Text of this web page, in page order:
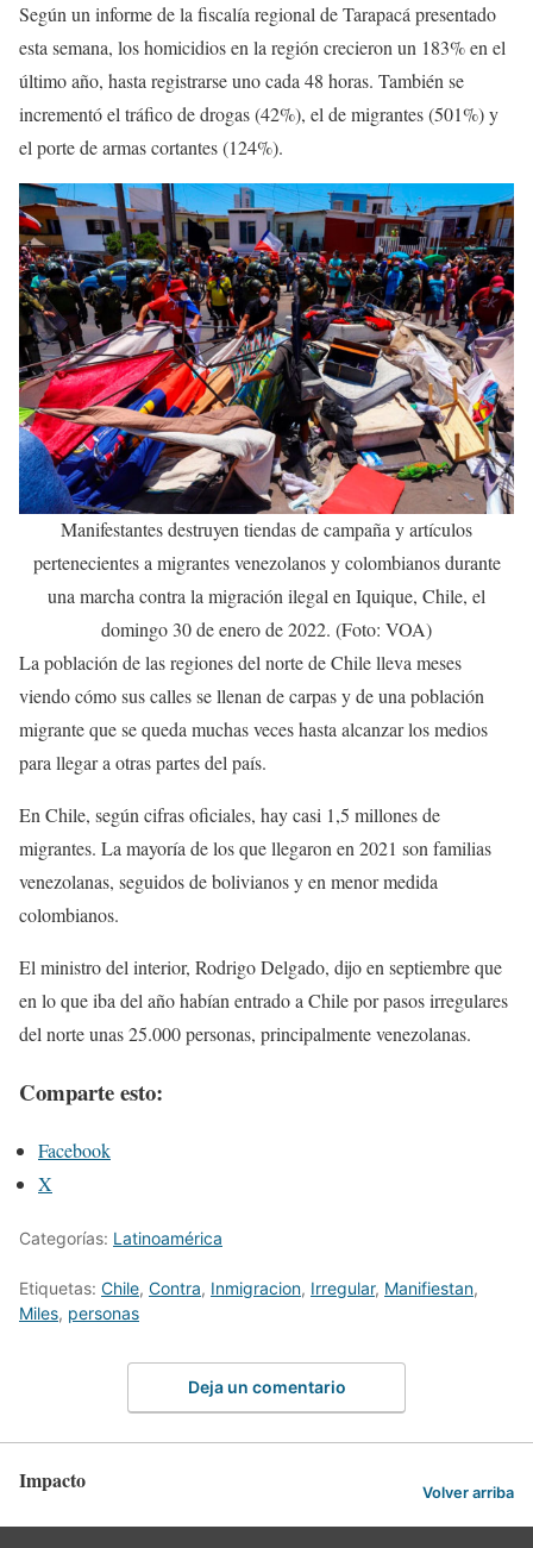
Según un informe de la fiscalía regional de Tarapacá presentado
esta semana, los homicidios en la región crecieron un 183% en el
último año, hasta registrarse uno cada 48 horas. También se
incrementó el tráfico de drogas (42%), el de migrantes (501%) y
el porte de armas cortantes (124%).
Manifestantes destruyen tiendas de campaña y artículos
pertenecientes a migrantes venezolanos y colombianos durante
una marcha contra la migración ilegal en Iquique, Chile, el
domingo 30 de enero de 2022. (Foto: VOA)
La población de las regiones del norte de Chile lleva meses
viendo cómo sus calles se llenan de carpas y de una población
migrante que se queda muchas veces hasta alcanzar los medios
para llegar a otras partes del país.
En Chile, según cifras oficiales, hay casi 1,5 millones de
migrantes. La mayoría de los que llegaron en 2021 son familias
venezolanas, seguidos de bolivianos y en menor medida
colombianos.
El ministro del interior, Rodrigo Delgado, dijo en septiembre que
en lo que iba del año habían entrado a Chile por pasos irregulares
del norte unas 25.000 personas, principalmente venezolanas.
Comparte esto:
Facebook
X
Categorías: Latinoamérica
Etiquetas: Chile, Contra, Inmigracion, Irregular, Manifiestan,
Miles, personas
Deja un comentario
Impacto Volver arriba